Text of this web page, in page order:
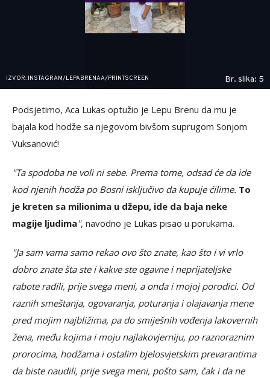
IZVOR: INSTAGRAM/LEPABRENAA/PRINTSCREEN Br. slika: 5
Podsjetimo, Aca Lukas optužio je Lepu Brenu da mu je
bajala kod hodže sa njegovom bivšom suprugom Sonjom
Vuksanović!
"Ta spodoba ne voli ni sebe. Prema tome, odsad će da ide
kod njenih hodža po Bosni isključivo da kupuje ćilime. To
je kreten sa milionima u džepu, ide da baja neke
magije ljudima", navodno je Lukas pisao u porukama.
"Ja sam vama samo rekao ovo što znate, kao što i vi vrlo
dobro znate šta ste i kakve ste ogavne i neprijateljske
rabote radili, prije svega meni, a onda i mojoj porodici. Od
raznih smeštanja, ogovaranja, poturanja i olajavanja mene
pred mojim najbližima, pa do smiješnih vođenja lakovernih
žena, među kojima i moju najlakovjerniju, po raznoraznim
prorocima, hodžama i ostalim bjelosvjetskim prevarantima
da biste naudili, prije svega meni, pošto sam, čak i da ne